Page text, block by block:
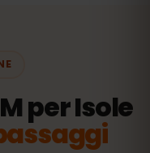
per Isole